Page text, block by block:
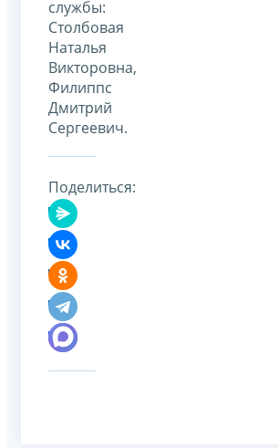
службы:
Столбовая
Наталья
Викторовна,
Филиппс
Дмитрий
Сергеевич.
Поделиться: